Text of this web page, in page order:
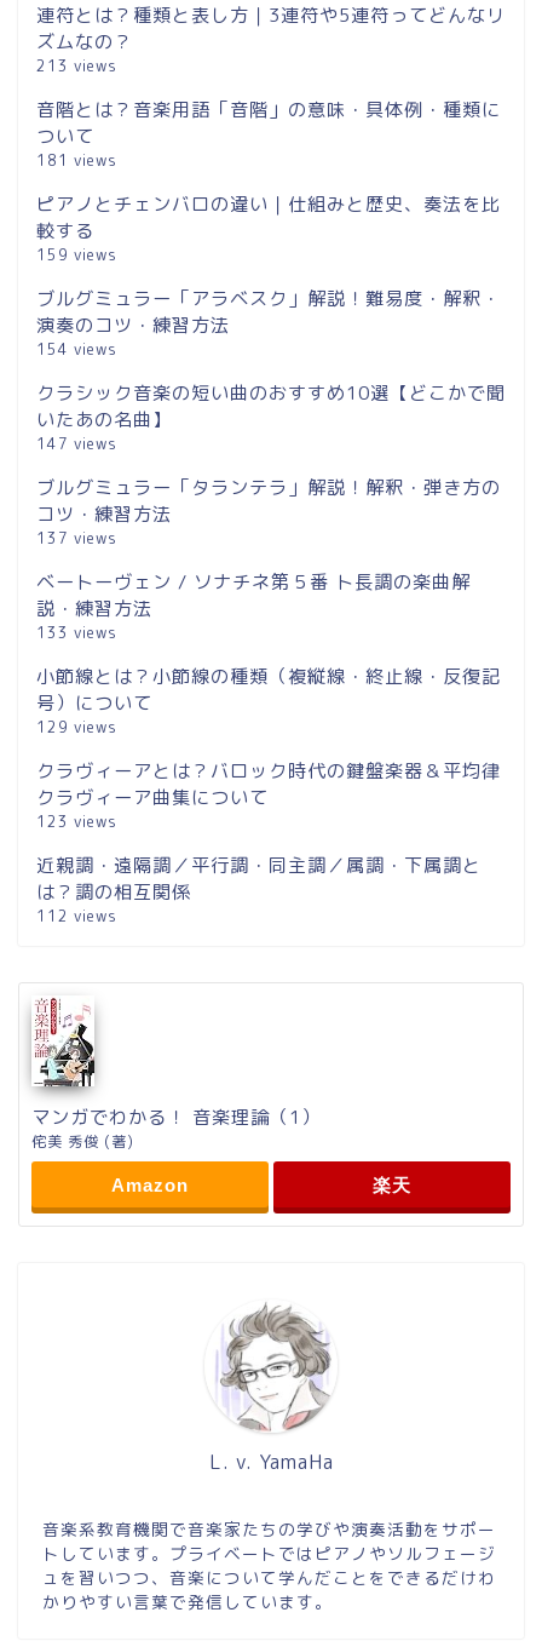
連符とは？種類と表し方｜3連符や5連符ってどんなリ
ズムなの？
213 views
音階とは？音楽用語「音階」の意味・具体例・種類に
ついて
181 views
ピアノとチェンバロの違い｜仕組みと歴史、奏法を比
較する
159 views
ブルグミュラー「アラベスク」解説！難易度・解釈・
演奏のコツ・練習方法
154 views
クラシック音楽の短い曲のおすすめ10選【どこかで聞
いたあの名曲】
147 views
ブルグミュラー「タランテラ」解説！解釈・弾き方の
コツ・練習方法
137 views
ベートーヴェン / ソナチネ第５番 ト長調の楽曲解
説・練習方法
133 views
小節線とは？小節線の種類（複縦線・終止線・反復記
号）について
129 views
クラヴィーアとは？バロック時代の鍵盤楽器＆平均律
クラヴィーア曲集について
123 views
近親調・遠隔調／平行調・同主調／属調・下属調と
は？調の相互関係
112 views
マンガでわかる！ 音楽理論（1）
侘美 秀俊 (著)
Amazon 楽天
L. v. YamaHa
音楽系教育機関で音楽家たちの学びや演奏活動をサポー
トしています。プライベートではピアノやソルフェージ
ュを習いつつ、音楽について学んだことをできるだけわ
かりやすい言葉で発信しています。